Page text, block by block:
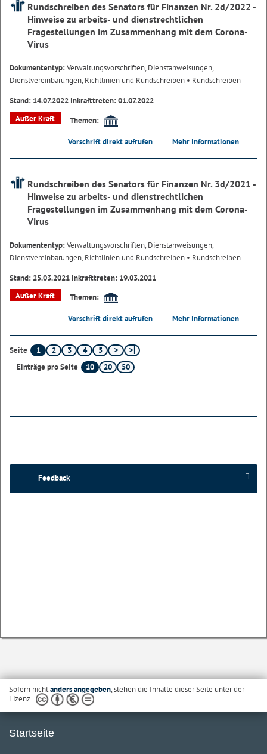
Rundschreiben des Senators für Finanzen Nr. 2d/2022 -
Hinweise zu arbeits- und dienstrechtlichen
Fragestellungen im Zusammenhang mit dem Corona-
Virus
Dokumententyp:Verwaltungsvorschriften, Dienstanweisungen,
Dienstvereinbarungen, Richtlinien und Rundschreiben • Rundschreiben
Stand: 14.07.2022 Inkrafttreten: 01.07.2022
Außer Kraft
Themen:
Vorschrift direkt aufrufen Mehr Informationen
Rundschreiben des Senators für Finanzen Nr. 3d/2021 -
Hinweise zu arbeits- und dienstrechtlichen
Fragestellungen im Zusammenhang mit dem Corona-
Virus
Dokumententyp:Verwaltungsvorschriften, Dienstanweisungen,
Dienstvereinbarungen, Richtlinien und Rundschreiben • Rundschreiben
Stand: 25.03.2021 Inkrafttreten: 19.03.2021
Außer Kraft
Themen:
Vorschrift direkt aufrufen Mehr Informationen
Seite 1 2 3 4
5
Einträge pro Seite
10 20 50
Feedback
Sofern nichtanders angegeben, stehen die Inhalte dieser Seite unter der
Lizenz
Startseite